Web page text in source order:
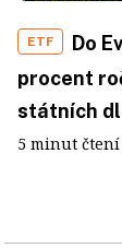
ETF
Do
procent
státních
5 minut čtení